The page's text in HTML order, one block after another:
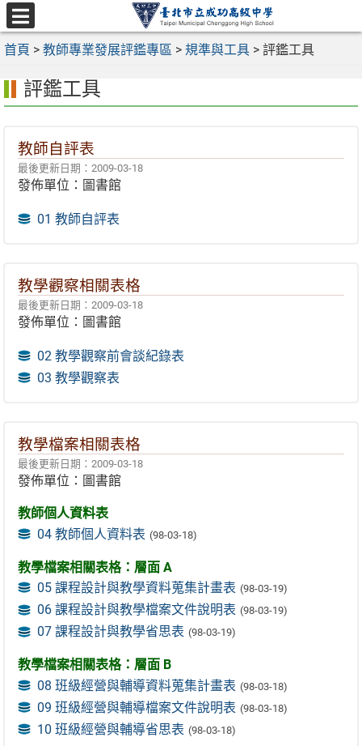
跳
至
主
容
選
單
首頁 > 教師專業發展評鑑專區 > 規準與工具 > 評鑑工具
評鑑工具
教師自評表
最後更新日期：2009-03-18
發佈單位：圖書館
01 教師自評表
教學觀察相關表格
最後更新日期：2009-03-18
發佈單位：圖書館
02 教學觀察前會談紀錄表
03 教學觀察表
教學檔案相關表格
最後更新日期：2009-03-18
發佈單位：圖書館
教師個人資料表
04 教師個人資料表 (98-03-18)
教學檔案相關表格：層面 A
05 課程設計與教學資料蒐集計畫表 (98-03-19)
06 課程設計與教學檔案文件說明表 (98-03-19)
07 課程設計與教學省思表 (98-03-19)
教學檔案相關表格：層面 B
08 班級經營與輔導資料蒐集計畫表 (98-03-18)
09 班級經營與輔導檔案文件說明表 (98-03-18)
10 班級經營與輔導省思表 (98-03-18)